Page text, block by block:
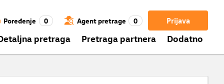
Prijava
Poređenje 0 Agent pretrage 0
pretraga Pretraga partnera Dodatno